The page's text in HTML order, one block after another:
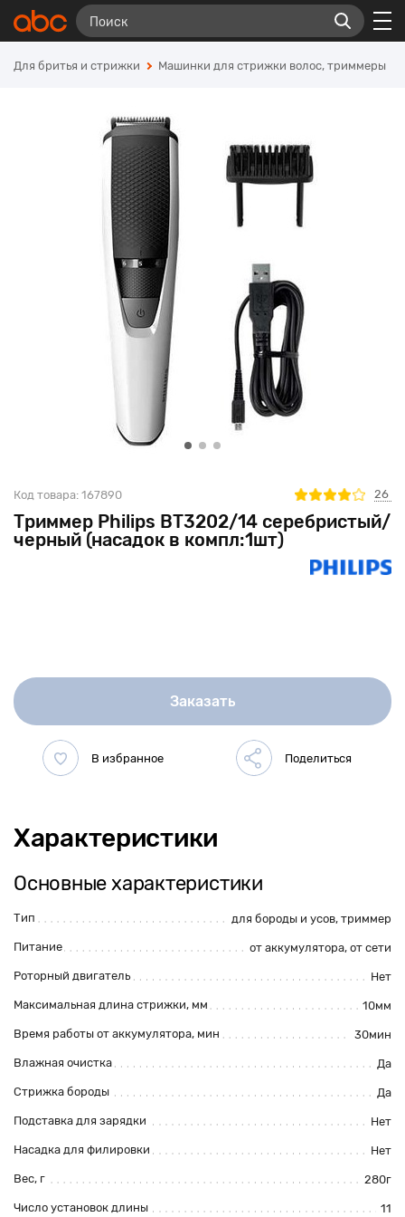
Для бритья и стрижки Машинки для стрижки волос, триммеры
Триммер Philips BT3202/14 серебристый/
черный (насадок в компл:1шт)
Код товара: 167890 26
Заказать
Характеристики
Основные характеристики
Тип для бороды и усов, триммер
Питание от аккумулятора, от сети
Роторный двигатель Нет
Максимальная длина стрижки, мм 10мм
Время работы от аккумулятора, мин 30мин
Влажная очистка Да
Стрижка бороды Да
Подставка для зарядки Нет
Насадка для филировки Нет
Вес, г 280г
Число установок длины 11